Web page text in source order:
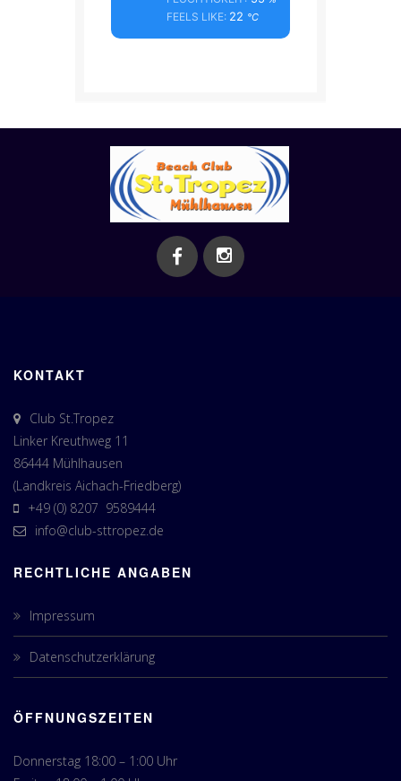
FEELS LIKE: 22 °C
KONTAKT
Club St.Tropez
Linker Kreuthweg 11
86444 Mühlhausen
(Landkreis Aichach-Friedberg)
+49 (0) 8207 9589444
info@club-sttropez.de
RECHTLICHE ANGABEN
Impressum
Datenschutzerklärung
ÖFFNUNGSZEITEN
Donnerstag 18:00 – 1:00 Uhr